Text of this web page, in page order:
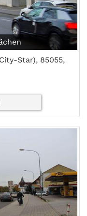
Star), 85055,